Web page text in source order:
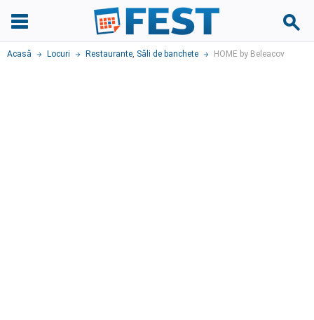
Acasă Locuri Restaurante, Săli de banchete HOME by Beleacov